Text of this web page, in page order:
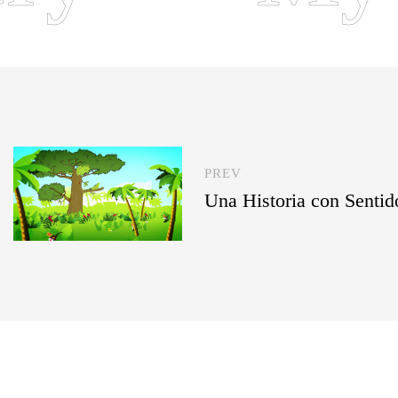
PREV
Una Historia con